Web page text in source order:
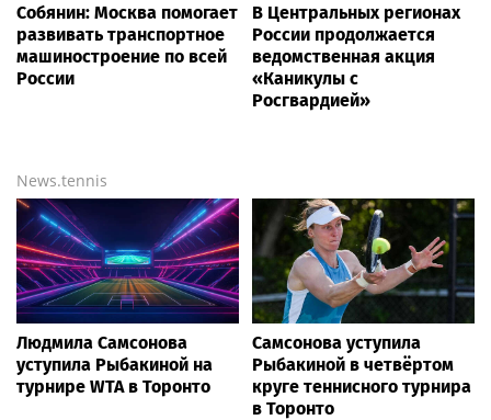
Собянин: Москва помогает
развивать транспортное
машиностроение по всей
России
В Центральных регионах
России продолжается
ведомственная акция
«Каникулы с
Росгвардией»
News.tennis
Людмила Самсонова
уступила Рыбакиной на
турнире WTA в Торонто
Самсонова уступила
Рыбакиной в четвёртом
круге теннисного турнира
в Торонто